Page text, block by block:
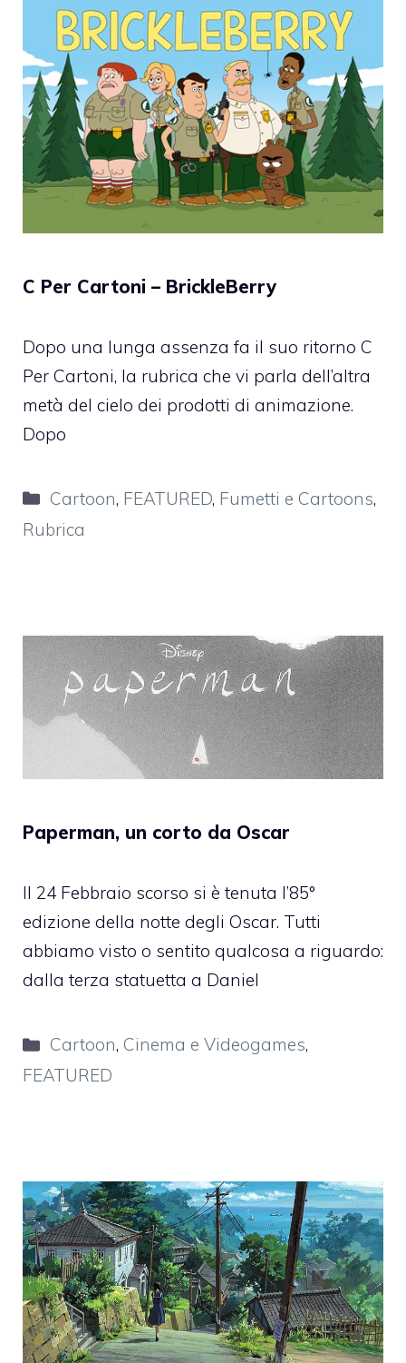
C Per Cartoni – BrickleBerry
Dopo una lunga assenza fa il suo ritorno C
Per Cartoni, la rubrica che vi parla dell’altra
metà del cielo dei prodotti di animazione.
Dopo
Categorie
Cartoon, FEATURED, Fumetti e Cartoons,
Rubrica
Paperman, un corto da Oscar
Il 24 Febbraio scorso si è tenuta l’85°
edizione della notte degli Oscar. Tutti
abbiamo visto o sentito qualcosa a riguardo:
dalla terza statuetta a Daniel
Categorie
Cartoon, Cinema e Videogames,
FEATURED